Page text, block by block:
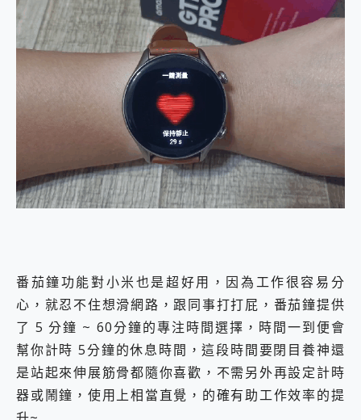
番茄鐘功能對小米也是超好用，因為工作很容易分
心，就忍不住想滑網路，跟同事打打屁，番茄鐘提供
了 5 分鐘 ~ 60分鐘的專注時間選擇，時間一到便會
幫你計時 5分鐘的休息時間，這段時間要閉目養神還
是站起來伸展筋骨都隨你喜歡，不需另外再設定計時
器或鬧鐘，使用上相當直覺，的確有助工作效率的提